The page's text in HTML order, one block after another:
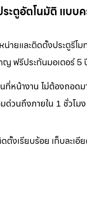
ะตูอัตโนมัติ แบ
น่ายและติดตั้งประตูรี
ฟรีประกันมอเตอร์ 5
ที่หน้างาน ไม่ต้องถอด
ด่วนถึงภายใน 1 ชั่วโมง
ตั้งเรียบร้อย เก็บละ